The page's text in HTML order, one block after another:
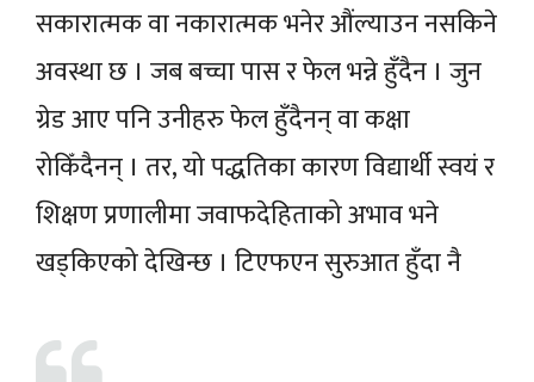
सकारात्मक वा नकारात्मक भनेर औंल्याउन नसकिने
अवस्था छ । जब बच्चा पास र फेल भन्ने हुँदैन । जुन
ग्रेड आए पनि उनीहरु फेल हुँदैनन् वा कक्षा
रोकिँदैनन् । तर, यो पद्धतिका कारण विद्यार्थी स्वयं र
शिक्षण प्रणालीमा जवाफदेहिताको अभाव भने
खड्किएको देखिन्छ । टिएफएन सुरुआत हुँदा नै